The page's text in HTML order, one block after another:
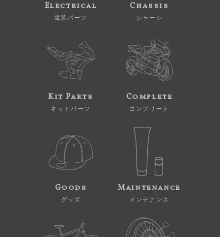
Electrical
電装パーツ
Chassis
シャーシ
Kit Parts
キットパーツ
Complete
コンプリート
Goods
グッズ
Maintenance
メンテナンス